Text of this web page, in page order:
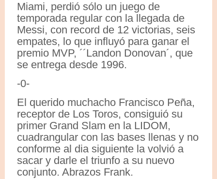
Miami, perdió sólo un juego de
temporada regular con la llegada de
Messi, con record de 12 victorias, seis
empates, lo que influyó para ganar el
premio MVP, ´´Landon Donovan´, que
se entrega desde 1996.
-0-
El querido muchacho Francisco Peña,
receptor de Los Toros, consiguió su
primer Grand Slam en la LIDOM,
cuadrangular con las bases llenas y no
conforme al dia siguiente la volvió a
sacar y darle el triunfo a su nuevo
conjunto. Abrazos Frank.